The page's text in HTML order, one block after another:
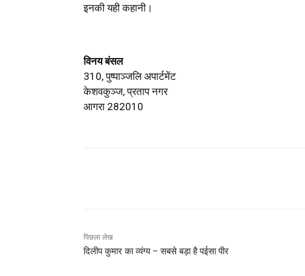
इनकी यही कहानी।
विनय बंसल
310, पुष्पाञ्जलि अपार्टमेंट
केशवकुञ्ज, प्रताप नगर
आगरा 282010
पिछला लेख
दिलीप कुमार का व्यंग्य – सबसे बड़ा है पईसा पीर